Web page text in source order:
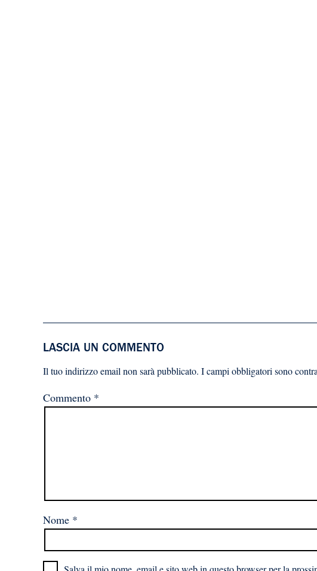
LASCIA UN COMMENTO
Il tuo indirizzo email non sarà pubblicato. I campi obbligatori sono
Commento *
Nome *